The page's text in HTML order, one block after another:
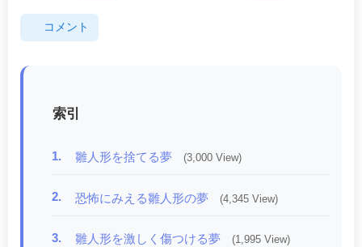
コメント
索引
1. 雛人形を捨てる夢 (3,000 View)
2. 恐怖にみえる雛人形の夢 (4,345 View)
3. 雛人形を激しく傷つける夢 (1,995 View)